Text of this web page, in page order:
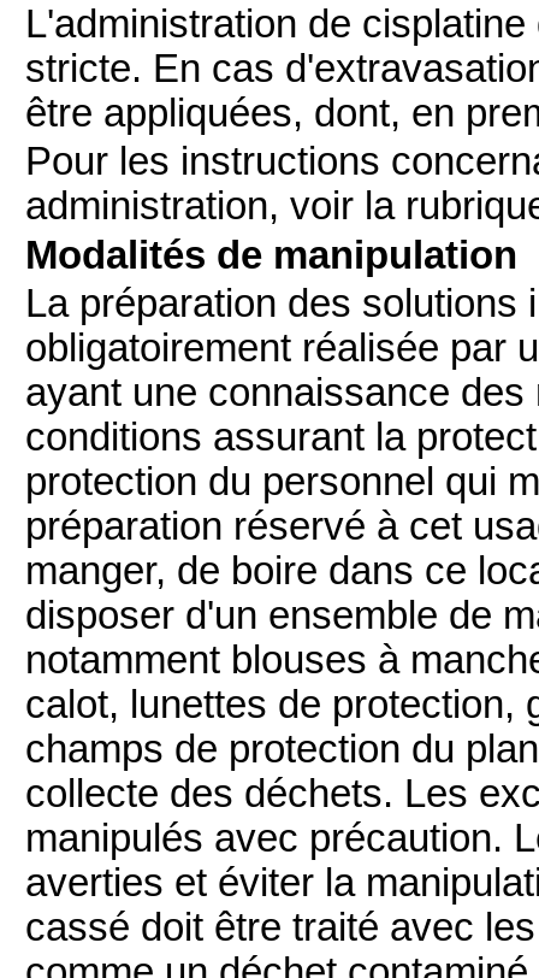
L'administration de
stricte. En cas
être appliquées, dont, en
Pour les instructions
administration, voir la
Modalités de manipulation
La préparation des
obligatoirement réalisée par
ayant une connaissance
conditions assurant la
protection du personnel qui
préparation réservé à cet
manger, de boire dans ce
disposer d'un ensemble de
notamment blouses à
calot, lunettes de protection,
champs de protection du
collecte des déchets. Les
manipulés avec précaution.
averties et éviter la
cassé doit être traité avec